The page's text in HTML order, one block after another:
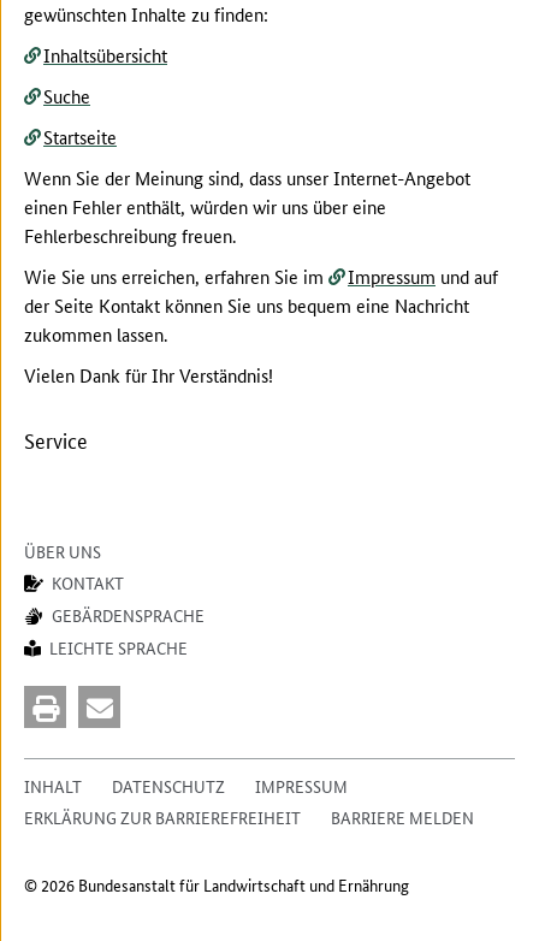
gewünschten Inhalte zu finden:
Inhaltsübersicht
Suche
Startseite
Wenn Sie der Meinung sind, dass unser Internet-Angebot
einen Fehler enthält, würden wir uns über eine
Fehlerbeschreibung freuen.
Wie Sie uns erreichen, erfahren Sie im
Impressum und auf
der Seite Kontakt können Sie uns bequem eine Nachricht
zukommen lassen.
Vielen Dank für Ihr Verständnis!
Service
ÜBER UNS
KONTAKT
GEBÄRDENSPRACHE
LEICHTE SPRACHE
INHALT DATENSCHUTZ
IMPRESSUM
ERKLÄRUNG ZUR BARRIEREFREIHEIT
BARRIERE MELDEN
© 2026 Bundesanstalt für Landwirtschaft und Ernährung